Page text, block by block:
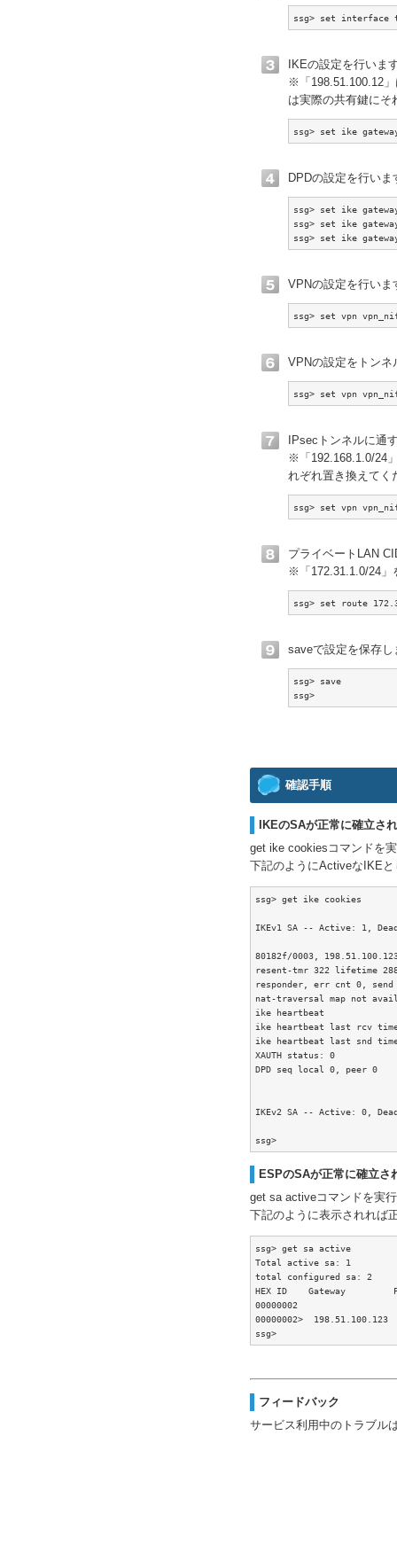
ssg> set interface
IKEの設定を行いま
※「198.51.100.12」
は実際の共有鍵にそ
ssg> set ike
DPDの設定を行いま
ssg> set ike
ssg> set ike
ssg> set ike
VPNの設定を行いま
ssg> set vpn
VPNの設定をトンネ
ssg> set vpn
IPsecトンネルに通
※「192.168.1.0/24
れぞれ置き換えてく
ssg> set vpn
プライベートLAN
※「172.31.1.0/24」
ssg> set route
saveで設定を保存し
ssg> save
ssg>
確認手順
IKEのSAが正常に確立さ
get ike cookiesコマンドを
下記のようにActiveなIKE
ssg> get ike cookies
IKEv1 SA -- Active: 1,
80182f/0003,
resent-tmr 322 lifetime
responder, err cnt 0,
nat-traversal map not
ike heartbeat
ike heartbeat last rcv
ike heartbeat last snd
XAUTH status: 0
DPD seq local 0, peer 0
IKEv2 SA -- Active: 0,
ssg>
ESPのSAが正常に確立さ
get sa activeコマンドを実
下記のように表示されれば
ssg> get sa active
Total active sa: 1
total configured sa: 2
HEX ID    Gateway
00000002
00000002>
ssg>
フィードバック
サービス利用中のトラブル